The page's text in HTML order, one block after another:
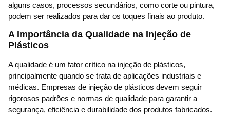
alguns casos, processos secundários, como corte ou pintura,
podem ser realizados para dar os toques finais ao produto.
A Importância da Qualidade na Injeção de
Plásticos
A qualidade é um fator crítico na injeção de plásticos,
principalmente quando se trata de aplicações industriais e
médicas. Empresas de injeção de plásticos devem seguir
rigorosos padrões e normas de qualidade para garantir a
segurança, eficiência e durabilidade dos produtos fabricados.